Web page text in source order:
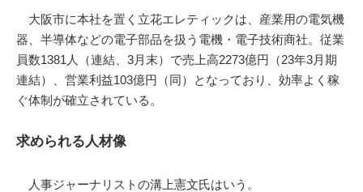
大阪市に本社を置く立花エレティックは、産業用の電気機
器、半導体などの電子部品を扱う電機・電子技術商社。従業
員数1381人（連結、3月末）で売上高2273億円（23年3月期
連結）、営業利益103億円（同）となっており、効率よく稼
ぐ体制が確立されている。
求められる人材像
人事ジャーナリストの溝上憲文氏はいう。